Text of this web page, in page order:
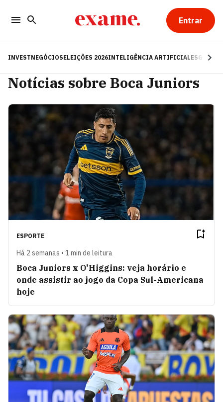
Entrar
INVESTNEGÓCIOSELEIÇÕES 2026INTELIGÊNCIA ARTIFICIALESG
Notícias sobre Boca Juniors
ESPORTE
Há 2 semanas • 1 min de leitura
Boca Juniors x O'Higgins: veja horário e
onde assistir ao jogo da Copa Sul-Americana
hoje